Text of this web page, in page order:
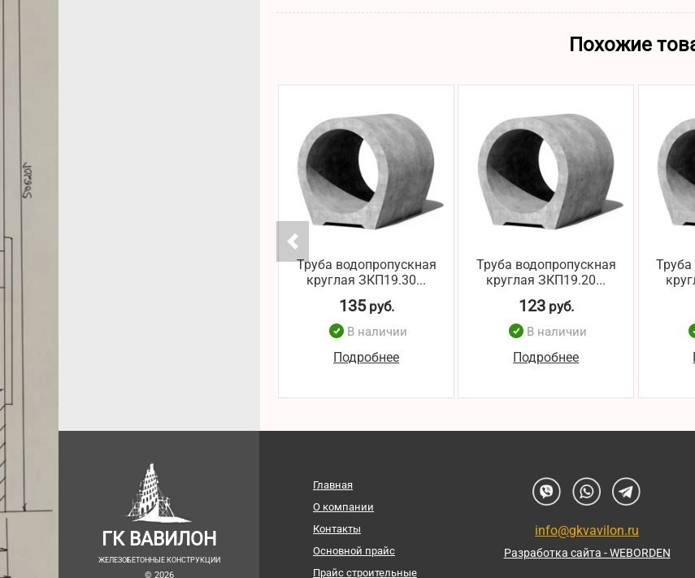
Похожие
Труба водопропускная
круглая ЗКП19.30...
135руб.
В наличии
Подробнее
Труба водопропускная
круглая ЗКП19.20...
123руб.
В наличии
Подробнее
Труба
ГК ВАВИЛОН
ЖЕЛЕЗОБЕТОННЫЕ КОНСТРУКЦИИ
© 2026
Главная
О компании
Контакты
Основной прайс
Прайс строительные
info@gkvavilon.ru
Разработка сайта - WEBORDEN